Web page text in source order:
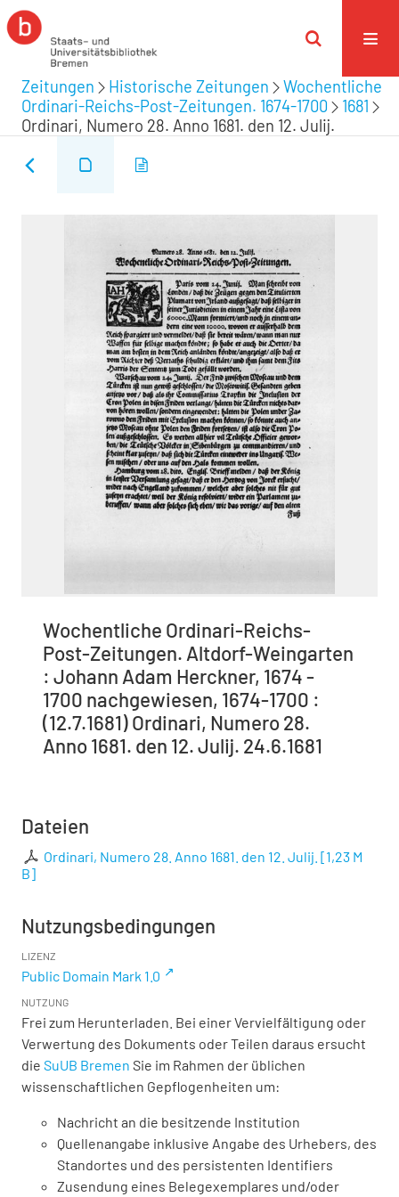
Zeitungen Historische Zeitungen
Wochentliche
Ordinari-Reichs-Post-Zeitungen. 1674-1700
1681
Ordinari, Numero 28. Anno 1681. den 12. Julij.
Wochentliche Ordinari-Reichs-
Post-Zeitungen. Altdorf-Weingarten
: Johann Adam Herckner, 1674 -
1700 nachgewiesen, 1674-1700 :
(12.7.1681) Ordinari, Numero 28.
Anno 1681. den 12. Julij. 24.6.1681
Dateien
Ordinari, Numero 28. Anno 1681. den 12. Julij. [1,23 M
B]
Nutzungsbedingungen
LIZENZ
Public Domain Mark 1.0
NUTZUNG
Frei zum Herunterladen. Bei einer Vervielfältigung oder
Verwertung des Dokuments oder Teilen daraus ersucht
die SuUB Bremen Sie im Rahmen der üblichen
wissenschaftlichen Gepflogenheiten um:
Nachricht an die besitzende Institution
Quellenangabe inklusive Angabe des Urhebers, des
Standortes und des persistenten Identifiers
Zusendung eines Belegexemplares und/oder